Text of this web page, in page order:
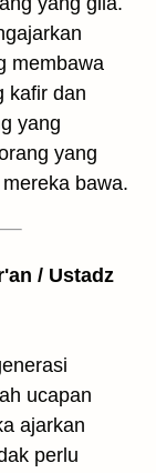
membawa
kafir dan
yang
yang
bawa.
/ Ustadz
ucapan
ajarkan
perlu